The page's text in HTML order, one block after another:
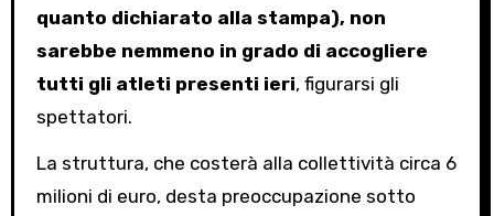
quanto dichiarato alla stampa), non
sarebbe nemmeno in grado di accogliere
tutti gli atleti presenti ieri, figurarsi gli
spettatori.
La struttura, che costerà alla collettività circa 6
milioni di euro, desta preoccupazione sotto